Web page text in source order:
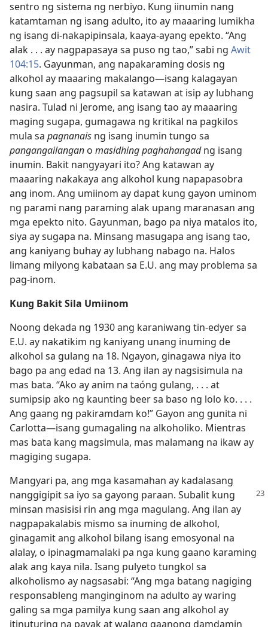
sentro ng sistema ng nerbiyo. Kung iinumin nang
katamtaman ng isang adulto, ito ay maaaring lumikha
ng isang di-nakapipinsala, kaaya-ayang epekto. “Ang
alak . . . ay nagpapasaya sa puso ng tao,” sabi ng Awit
104:15. Gayunman, ang napakaraming dosis ng
alkohol ay maaaring makalango​—isang kalagayan
kung saan ang pagsupil sa katawan at isip ay lubhang
nasira. Tulad ni Jerome, ang isang tao ay maaaring
maging sugapa, gumagawa ng kritikal na pagkilos
mula sa pagnanais ng isang inumin tungo sa
pangangailangan o masidhing paghahangadng isang
inumin. Bakit nangyayari ito? Ang katawan ay
maaaring nakakaya ang alkohol kung napapasobra
ang inom. Ang umiinom ay dapat kung gayon uminom
ng parami nang paraming alak upang maranasan ang
mga epekto nito. Gayunman, bago pa niya matalos ito,
siya ay sugapa na. Minsang masugapa ang isang tao,
ang kaniyang buhay ay lubhang nabago na. Halos
limang milyong kabataan sa E.U. ang may problema sa
pag-inom.
Kung Bakit Sila Umiinom
Noong dekada ng 1930 ang karaniwang tin-edyer sa
E.U. ay nakatikim ng kaniyang unang inuming de
alkohol sa gulang na 18. Ngayon, ginagawa niya ito
bago pa ang edad na 13. Ang ilan ay nagsisimula na
mas bata. “Ako ay anim na taóng gulang, . . . at
sumipsip ako ng kaunting beer sa baso ng lolo ko. . . .
Ang gaang ng pakiramdam ko!” Gayon ang gunita ni
Carlotta​—isang gumagaling na alkoholiko. Mientras
mas bata kang magsimula, mas malamang na ikaw ay
magiging sugapa.
Mangyari pa, ang mga kasamahan ay kadalasang
nanggigipit sa iyo sa gayong paraan. Subalit kung
minsan masisisi rin ang mga magulang. Ang ilan ay
nagpapakalabis mismo sa inuming de alkohol,
ginagamit ang alkohol bilang isang emosyonal na
alalay, o ipinagmamalaki pa nga kung gaano karaming
alak ang kaya nila. Isang pulyeto tungkol sa
alkoholismo ay nagsasabi: “Ang mga batang nagiging
responsableng manginginom na adulto ay waring
galing sa mga pamilya kung saan ang alkohol ay
itinuturing na payak at walang gaanong damdamin